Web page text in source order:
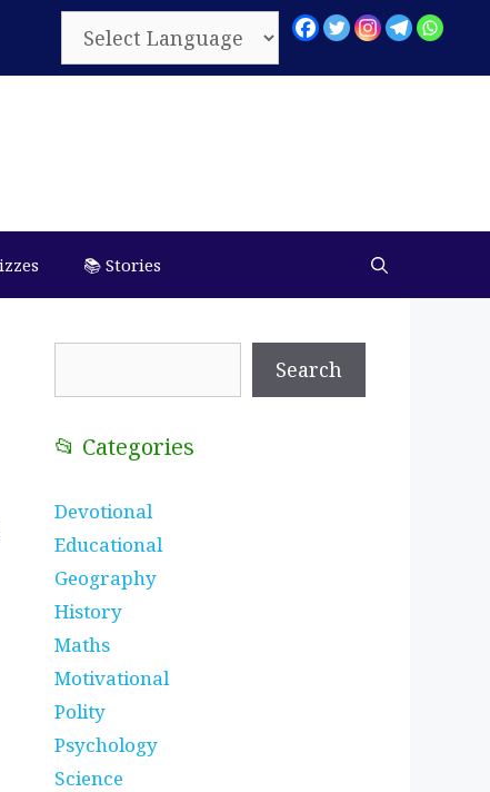
📚 Stories
Search
📂 Categories
Devotional
Educational
Geography
History
Maths
Motivational
Polity
Psychology
Science